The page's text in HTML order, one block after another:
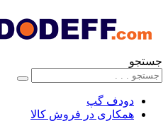
جستجو
دودف گپ
همکاری در فروش کالا